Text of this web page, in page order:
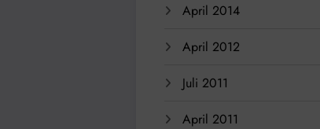
April 2014
April 2012
Juli 2011
April 2011